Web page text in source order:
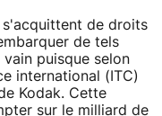
s'acquittent de droits
de tels
vain puisque selon
international (ITC)
Kodak. Cette
sur le milliard de